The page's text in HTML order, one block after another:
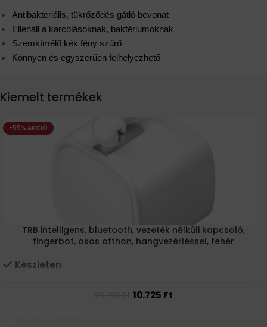
Antibakteriális, tükrőződés gátló bevonat
Ellenáll a karcolásoknak, baktériumoknak
Szemkímélő kék fény szűrő
Könnyen és egyszerűen felhelyezhető
Kiemelt termékek
-55% AKCIÓ
TRB intelligens, bluetooth, vezeték nélküli kapcsoló,
fingerbot, okos otthon, hangvezérléssel, fehér
Készleten
10.725 Ft